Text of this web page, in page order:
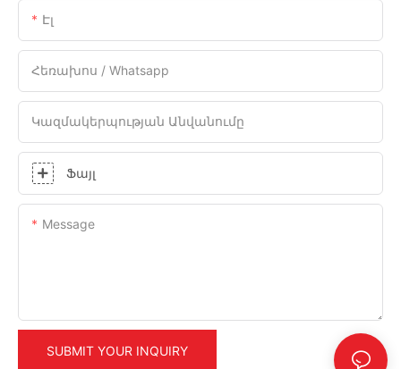
Էլ
Հեռախոս / Whatsapp
Կազմակերպության Անվանումը
Ֆայլ
Message
SUBMIT YOUR INQUIRY